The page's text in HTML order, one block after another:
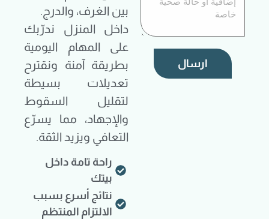
بين الغرف، والدرج.
داخل المنزل ندرّبك
على المهام اليومية
بطريقة آمنة ونقترح
تعديلات بسيطة
لتقليل السقوط
والإجهاد، مما يسرّع
التعافي ويزيد الثقة.
راحة تامة داخل
بيتك
نتائج أسرع بسبب
الالتزام المنتظم
ارسال